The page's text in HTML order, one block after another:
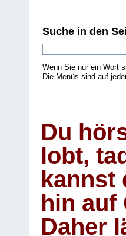
Suche in den
Wenn Sie nur ein Wort
Die Menüs sind auf
Du
lobt,
kannst
hin auf
Daher